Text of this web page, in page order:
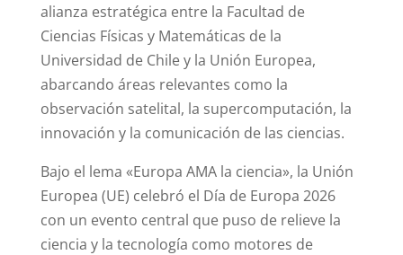
alianza estratégica entre la Facultad de
Ciencias Físicas y Matemáticas de la
Universidad de Chile y la Unión Europea,
abarcando áreas relevantes como la
observación satelital, la supercomputación, la
innovación y la comunicación de las ciencias.
Bajo el lema «Europa AMA la ciencia», la Unión
Europea (UE) celebró el Día de Europa 2026
con un evento central que puso de relieve la
ciencia y la tecnología como motores de